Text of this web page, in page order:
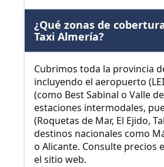
¿Qué zonas de
Taxi Almería?
Cubrimos toda la provincia
incluyendo el aeropuerto
(como Best Sabinal o Valle
estaciones intermodales,
(Roquetas de Mar, El Ejido,
destinos nacionales como
o Alicante. Consulte precios
el sitio web.